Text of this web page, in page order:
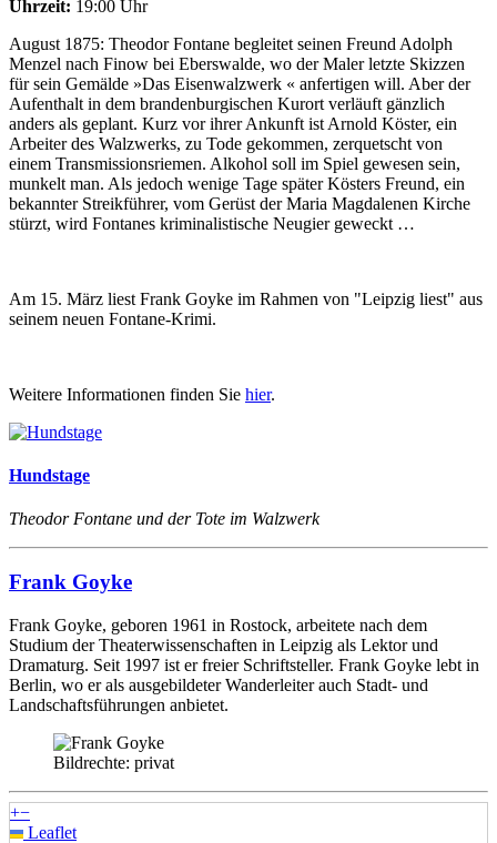
Uhrzeit: 19:00 Uhr
August 1875: Theodor Fontane begleitet seinen Freund Adolph
Menzel nach Finow bei Eberswalde, wo der Maler letzte Skizzen
für sein Gemälde »Das Eisenwalzwerk « anfertigen will. Aber der
Aufenthalt in dem brandenburgischen Kurort verläuft gänzlich
anders als geplant. Kurz vor ihrer Ankunft ist Arnold Köster, ein
Arbeiter des Walzwerks, zu Tode gekommen, zerquetscht von
einem Transmissionsriemen. Alkohol soll im Spiel gewesen sein,
munkelt man. Als jedoch wenige Tage später Kösters Freund, ein
bekannter Streikführer, vom Gerüst der Maria Magdalenen Kirche
stürzt, wird Fontanes kriminalistische Neugier geweckt …
Am 15. März liest Frank Goyke im Rahmen von "Leipzig liest" aus
seinem neuen Fontane-Krimi.
Weitere Informationen finden Sie hier.
Hundstage
Theodor Fontane und der Tote im Walzwerk
Frank Goyke
Frank Goyke, geboren 1961 in Rostock, arbeitete nach dem
Studium der Theaterwissenschaften in Leipzig als Lektor und
Dramaturg. Seit 1997 ist er freier Schriftsteller. Frank Goyke lebt in
Berlin, wo er als ausgebildeter Wanderleiter auch Stadt- und
Landschaftsführungen anbietet.
Bildrechte: privat
+−
Leaflet